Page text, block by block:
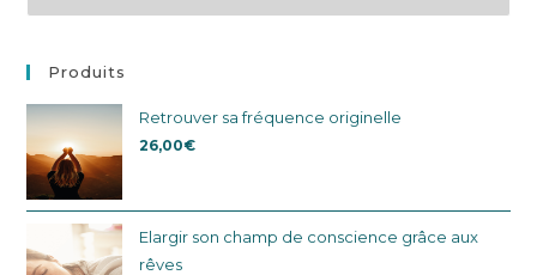
Produits
Retrouver sa fréquence originelle
26,00€
Elargir son champ de conscience grâce aux
rêves